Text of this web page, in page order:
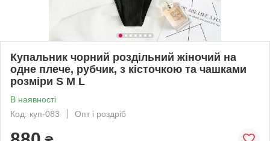
Купальник чорний роздільний жіночий на
одне плече, рубчик, з кісточкою та чашками
розміри S M L
В наявності
Код: куп-083
Опт і роздріб